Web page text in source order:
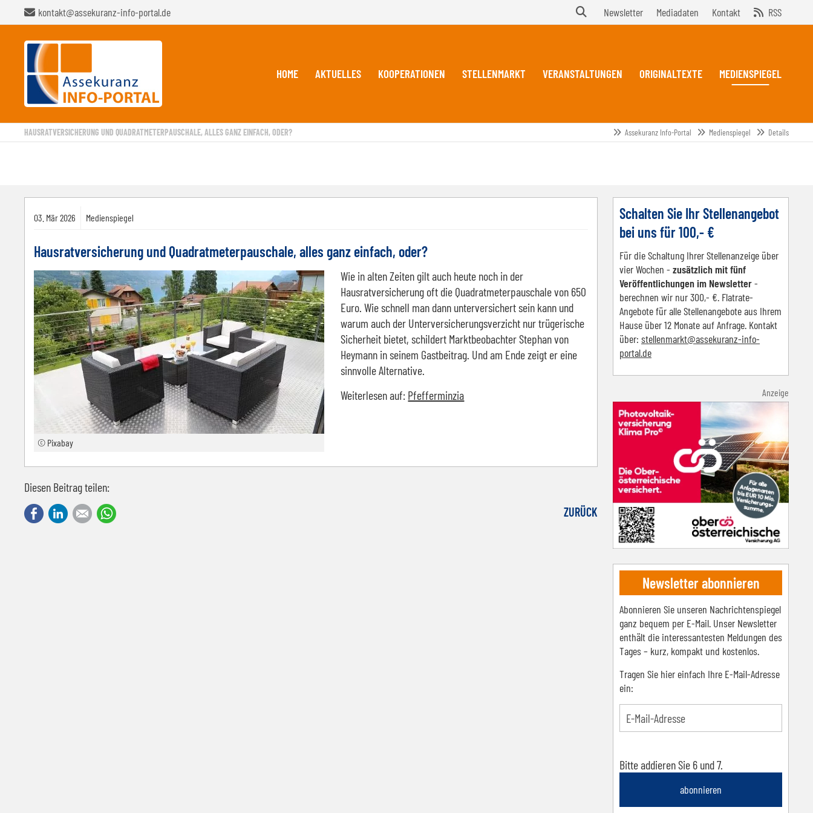
kontakt@assekuranz-info-portal.de Newsletter Mediadaten Kontakt RSS
HOME AKTUELLES KOOPERATIONEN STELLENMARKT VERANSTALTUNGEN ORIGINALTEXTE MEDIENSPIEGEL
HAUSRATVERSICHERUNG UND QUADRATMETERPAUSCHALE, ALLES GANZ EINFACH, ODER? Assekuranz Info-Portal Medienspiegel Details
03. Mär2026 Medienspiegel
Hausratversicherung und Quadratmeterpauschale, alles ganz einfach, oder?
© Pixabay
Wie in alten Zeiten gilt auch heute noch in der
Hausratversicherung oft die Quadratmeterpauschale von 650
Euro. Wie schnell man dann unterversichert sein kann und
warum auch der Unterversicherungsverzicht nur trügerische
Sicherheit bietet, schildert Marktbeobachter Stephan von
Heymann in seinem Gastbeitrag. Und am Ende zeigt er eine
sinnvolle Alternative.
Weiterlesen auf: Pfefferminzia
Diesen Beitrag teilen:
FacebookLinkedInE-mail ZURÜCK
Schalten Sie Ihr Stellenangebot
bei uns für 100,- €
Für die Schaltung Ihrer Stellenanzeige über
vier Wochen - zusätzlich mit fünf
Veröffentlichungen im Newsletter-
berechnen wir nur 300,- €. Flatrate-
Angebote für alle Stellenangebote aus Ihrem
Hause über 12 Monate auf Anfrage. Kontakt
über: stellenmarkt@assekuranz-info-
portal.de
Anzeige
Newsletter abonnieren
Abonnieren Sie unseren Nachrichtenspiegel
ganz bequem per E-Mail. Unser Newsletter
enthält die interessantesten Meldungen des
Tages – kurz, kompakt und kostenlos.
Tragen Sie hier einfach Ihre E-Mail-Adresse
ein:
Bitte addieren Sie 6 und 7.
abonnieren